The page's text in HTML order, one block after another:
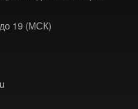
19 (МСК)